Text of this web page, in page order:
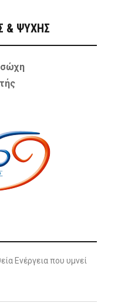
& ΨΥΧΗΣ
Ενέργεια που υμνεί